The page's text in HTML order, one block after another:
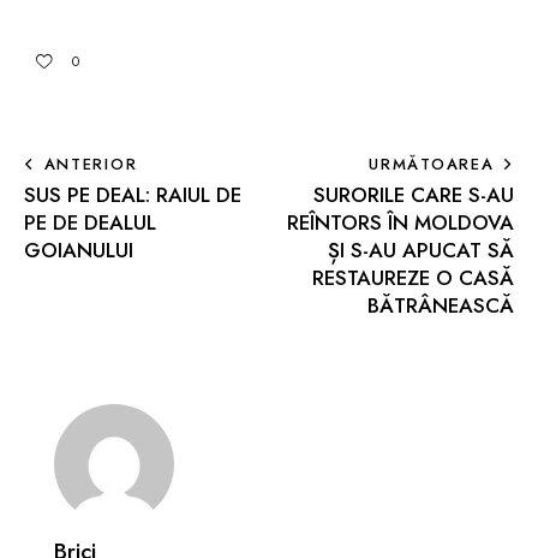
0
ANTERIOR
SUS PE DEAL: RAIUL DE
PE DE DEALUL
GOIANULUI
URMĂTOAREA
SURORILE CARE S-AU
REÎNTORS ÎN MOLDOVA
ȘI S-AU APUCAT SĂ
RESTAUREZE O CASĂ
BĂTRÂNEASCĂ